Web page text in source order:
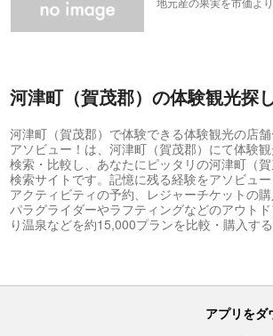
河津町（賀茂郡）の体験観光探
河津町（賀茂郡）で体験できる体験観光の店舗
アソビュー！は、河津町（賀茂郡）にて体験
検索・比較し、あなたにピッタリの河津町（
検索サイトです。記憶に残る経験をアソビュ
アクティビティの予約、レジャーチケットの
パラグライダーやラフティングなどのアウト
り温泉などを約15,000プランを比較・購入する
アプリをダ